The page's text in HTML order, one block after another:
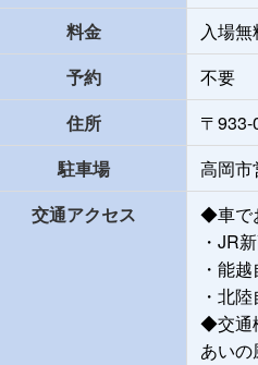
料金
入場無
予約
不要
住所
〒
駐車場
高岡市
交通アクセス
◆車で
・JR
・能
・北
◆交通
あい